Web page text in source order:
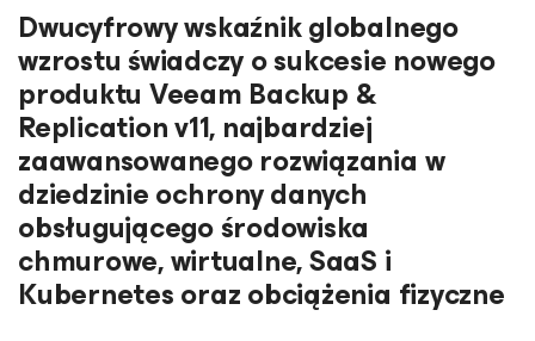
Dwucyfrowy wskaźnik globalnego
wzrostu świadczy o sukcesie nowego
produktu Veeam Backup &
Replication v11, najbardziej
zaawansowanego rozwiązania w
dziedzinie ochrony danych
obsługującego środowiska
chmurowe, wirtualne, SaaS i
Kubernetes oraz obciążenia fizyczne